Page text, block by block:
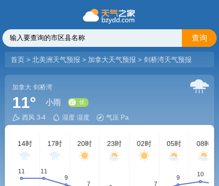
查询
首页 > 北美洲天气预报 > 加拿大天气预报 > 剑桥湾天气预报
加拿大 剑桥湾
11° 小雨
西风 3-4 湿度 湿度 气压 Pa
14时 17时 20时 23时 02时 05时 08时